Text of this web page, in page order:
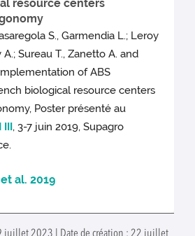
resource centers
S., Garmendia L.; Leroy
A.; Sureau T., Zanetto A. and
of ABS
biological resource centers
Poster présenté au
III, 3-7 juin 2019, Supagro
al. 2019